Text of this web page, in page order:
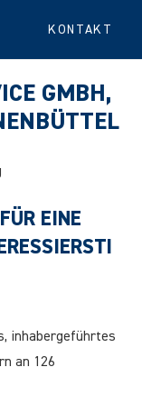
KONTAKT
GMBH,
EINE
inhabergeführtes
an 126